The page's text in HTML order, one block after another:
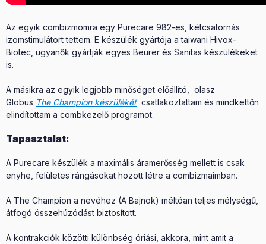
Az egyik combizmomra egy Purecare 982-es, kétcsatornás
izomstimulátort tettem. E készülék gyártója a taiwani Hivox-
Biotec, ugyanők gyártják egyes Beurer és Sanitas készülékeket
is.
A másikra az egyik legjobb minőséget előállító, olasz
Globus The Champion készülékét csatlakoztattam és mindkettőn
elindítottam a combkezelő programot.
Tapasztalat:
A Purecare készülék a maximális áramerősség mellett is csak
enyhe, felületes rángásokat hozott létre a combizmaimban.
A The Champion a nevéhez (A Bajnok) méltóan teljes mélységű,
átfogó összehúzódást biztosított.
A kontrakciók közötti különbség óriási, akkora, mint amit a